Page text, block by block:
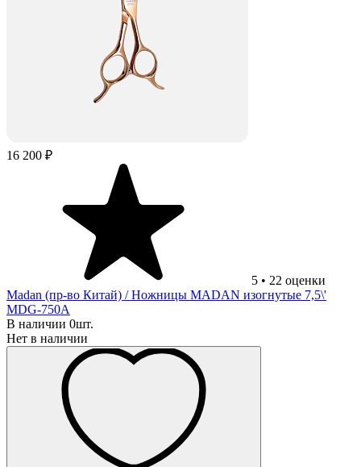
16 200 ₽
5 • 22 оценки
Madan (пр-во Китай) / Ножницы MADAN изогнутые 7,5\'
MDG-750А
В наличии 0шт.
Нет в наличии